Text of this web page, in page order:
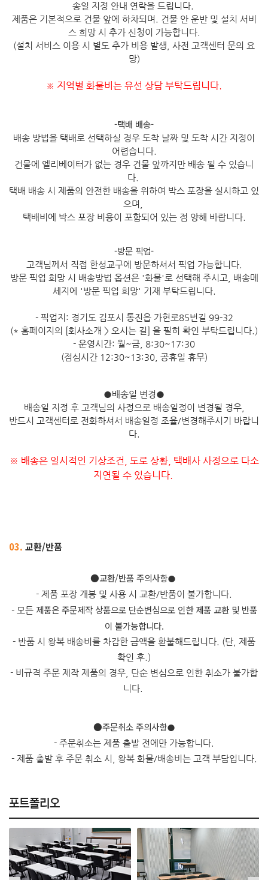
송일 지정 안내 연락을 드립니다.
제품은 기본적으로 건물 앞에 하차되며. 건물 안 운반 및 설치 서비
스 희망 시 추가 신청이 가능합니다.
(설치 서비스 이용 시 별도 추가 비용 발생, 사전 고객센터 문의 요
망)
※ 지역별 화물비는 유선 상담 부탁드립니다.
-택배 배송-
배송 방법을 택배로 선택하실 경우 도착 날짜 및 도착 시간 지정이
어렵습니다.
건물에 엘리베이터가 없는 경우 건물 앞까지만 배송 될 수 있습니
다.
택배 배송 시 제품의 안전한 배송을 위하여 박스 포장을 실시하고 있
으며,
택배비에 박스 포장 비용이 포함되어 있는 점 양해 바랍니다.
-방문 픽업-
고객님께서 직접 한성교구에 방문하셔서 픽업 가능합니다.
방문 픽업 희망 시 배송방법 옵션은 '화물'로 선택해 주시고, 배송메
세지에 '방문 픽업 희망' 기재 부탁드립니다.
- 픽업지: 경기도 김포시 통진읍 가현로85번길 99-32
(* 홈페이지의 [회사소개 > 오시는 길] 을 필히 확인 부탁드립니다.)
- 운영시간: 월~금, 8:30~17:30
(점심시간 12:30~13:30, 공휴일 휴무)
●배송일 변경●
배송일 지정 후 고객님의 사정으로 배송일정이 변경될 경우,
반드시 고객센터로 전화하셔서 배송일정 조율/변경해주시기 바랍니
다.
※ 배송은 일시적인 기상조건, 도로 상황, 택배사 사정으로 다소
지연될 수 있습니다.
03. 교환/반품
​●교환/반품 주의사항●
- 제품 포장 개봉 및 사용 시 교환/반품이 불가합니다.
- 모든 제품은 주문제작 상품으로 단순변심으로 인한 제품 교환 및 반품
이 불가능합니다.
- 반품 시 왕복 배송비를 차감한 금액을 환불해드립니다. (단, 제품
확인 후.)
- 비규격 주문 제작 제품의 경우, 단순 변심으로 인한 취소가 불가합
니다.
●주문취소 주의사항●
- 주문취소는 제품 출발 전에만 가능합니다.
- 제품 출발 후 주문 취소 시, 왕복 화물/배송비는 고객 부담입니다.
포트폴리오